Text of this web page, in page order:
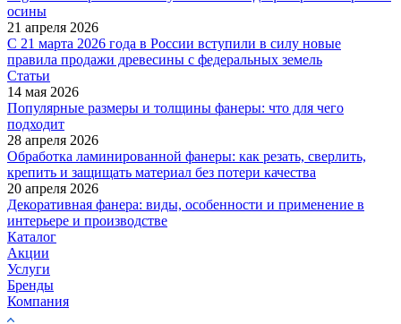
осины
21 апреля 2026
С 21 марта 2026 года в России вступили в силу новые
правила продажи древесины с федеральных земель
Статьи
14 мая 2026
Популярные размеры и толщины фанеры: что для чего
подходит
28 апреля 2026
Обработка ламинированной фанеры: как резать, сверлить,
крепить и защищать материал без потери качества
20 апреля 2026
Декоративная фанера: виды, особенности и применение в
интерьере и производстве
Каталог
Акции
Услуги
Бренды
Компания